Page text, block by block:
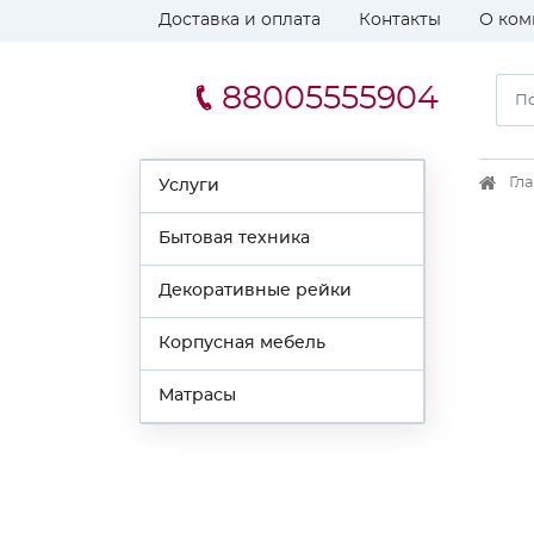
Доставка и оплата Контакты О
88005555904
Услуги
Бытовая техника
Декоративные рейки
Корпусная мебель
Матрасы